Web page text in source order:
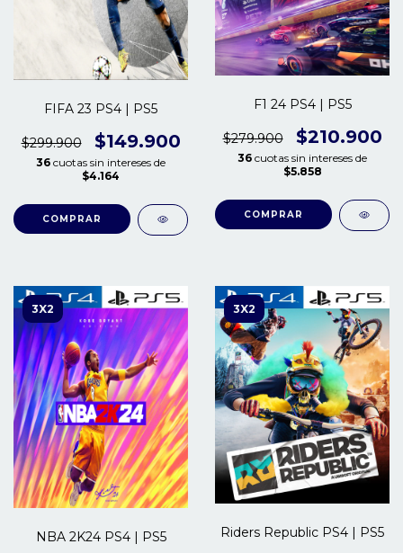
FIFA 23 PS4 | PS5
$299.900 $149.900
36 cuotas sin intereses de
$4.164
COMPRAR
F1 24 PS4 | PS5
$279.900 $210.900
36 cuotas sin intereses de
$5.858
COMPRAR
3X2
NBA 2K24 PS4 | PS5
3X2
Riders Republic PS4 | PS5